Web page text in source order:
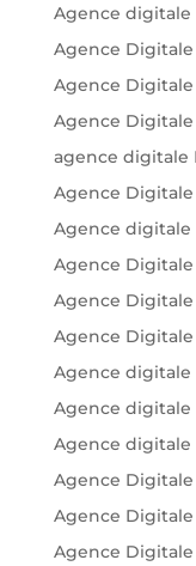
Agence
Agence
Agence
Agence
agence digitale
Agence
Agence digitale
Agence
Agence
Agence
Agence
Agence digitale
Agence digitale
Agence
Agence
Agence Digitale